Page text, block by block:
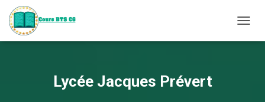
É
Lycée Jacques Prévert